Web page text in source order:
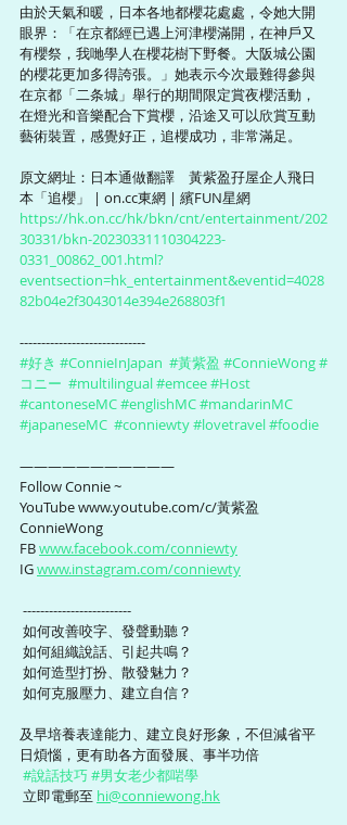
由於天氣和暖，日本各地都櫻花處處，令她大開
眼界：「在京都經已遇上河津櫻滿開，在神戶又
有櫻祭，我哋學人在櫻花樹下野餐。大阪城公園
的櫻花更加多得誇張。」她表示今次最難得參與
在京都「二条城」舉行的期間限定賞夜櫻活動，
在燈光和音樂配合下賞櫻，沿途又可以欣賞互動
藝術裝置，感覺好正，追櫻成功，非常滿足。
原文網址：日本通做翻譯　黃紫盈孖屋企人飛日
本「追櫻」 | on.cc東網 | 繽FUN星網
https://hk.on.cc/hk/bkn/cnt/entertainment/202
30331/bkn-20230331110304223-
0331_00862_001.html?
eventsection=hk_entertainment&eventid=4028
82b04e2f3043014e394e268803f1
-----------------------------
#好き #ConnieInJapan #黃紫盈 #ConnieWong#
コニー #multilingual#emcee#Host
#cantoneseMC#englishMC#mandarinMC
#japaneseMC #conniewty#lovetravel#foodie
———————————
Follow Connie ~
YouTube www.youtube.com/c/黃紫盈
ConnieWong
FB www.facebook.com/conniewty
IG www.instagram.com/conniewty
-------------------------
如何改善咬字、發聲動聽？
如何組織說話、引起共鳴？
如何造型打扮、散發魅力？
如何克服壓力、建立自信？
及早培養表達能力、建立良好形象，不但減省平
日煩惱，更有助各方面發展、事半功倍
#說話技巧#男女老少都啱學
立即電郵至 hi@conniewong.hk